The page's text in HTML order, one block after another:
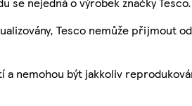
Tesco nemůže přijmout
nemohou být jakkoliv